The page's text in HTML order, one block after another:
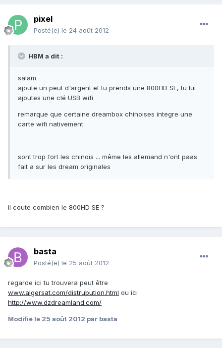
pixel
Posté(e) le 24 août 2012
HBM a dit :
salam
ajoute un peut d'argent et tu prends une 800HD SE, tu lui
ajoutes une clé USB wifi
remarque que certaine dreambox chinoises integre une
carte wifi nativement
sont trop fort les chinois ... même les allemand n'ont paas
fait a sur les dream originales
il coute combien le 800HD SE ?
basta
Posté(e) le 25 août 2012
regarde ici tu trouvera peut être
www.algersat.com/distrubution.html ou ici
http://www.dzdreamland.com/
Modifié le 25 août 2012 par basta